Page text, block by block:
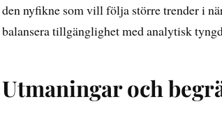
den nyfikne som vill följa större trender i
balansera tillgänglighet med analytisk
Utmaningar och